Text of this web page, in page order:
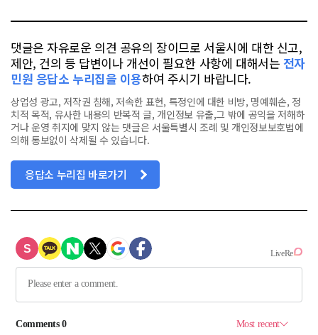
댓글은 자유로운 의견 공유의 장이므로 서울시에 대한 신고,
제안, 건의 등 답변이나 개선이 필요한 사항에 대해서는 전자
민원 응답소 누리집을 이용하여 주시기 바랍니다.
상업성 광고, 저작권 침해, 저속한 표현, 특정인에 대한 비방, 명예훼손, 정
치적 목적, 유사한 내용의 반복적 글, 개인정보 유출,그 밖에 공익을 저해하
거나 운영 취지에 맞지 않는 댓글은 서울특별시 조례 및 개인정보보호법에
의해 통보없이 삭제될 수 있습니다.
응답소 누리집 바로가기